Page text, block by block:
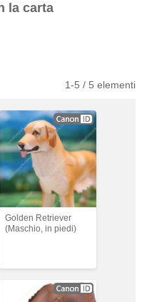
la carta
1-5 / 5 elementi
Golden Retriever
(Maschio, in piedi)